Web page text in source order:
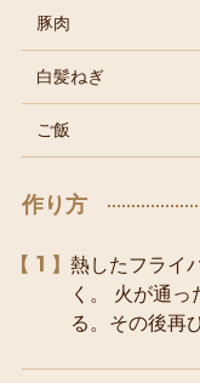
豚肉
白髪ねぎ
ご飯
作り方
1
熱したフライ
く。 火が通
る。その後再